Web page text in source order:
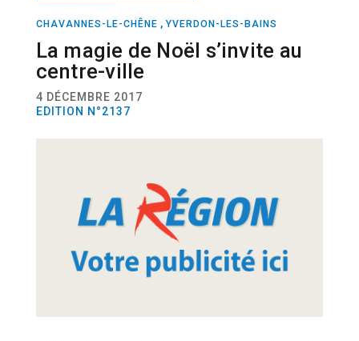
CHAVANNES-LE-CHÊNE , YVERDON-LES-BAINS
La magie de Noël s’invite au
centre-ville
4 DÉCEMBRE 2017
EDITION N°2137